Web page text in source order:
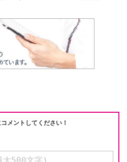
メントしてください！